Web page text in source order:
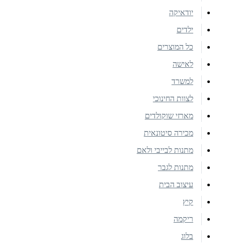
יודאיקה
ילדים
כל המוצרים
לאישה
למשרד
לצוות החינוכי
מארזי שוקולדים
מכירה סיטונאית
מתנות לבייבי ולאם
מתנות לגבר
עיצוב הבית
קיץ
ריקמה
בלוג